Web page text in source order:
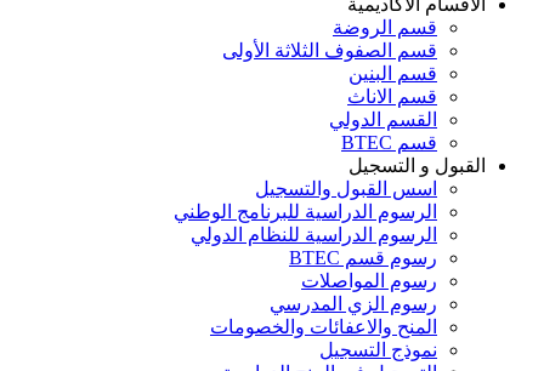
الأكاديمية
قسم الروضة
قسم الصفوف الثلاثة الأولى
قسم البنين
قسم الاناث
القسم الدولي
و التسجيل
اسس القبول والتسجيل
الرسوم الدراسية للبرنامج الوطني
الرسوم الدراسية للنظام الدولي
رسوم قسم BTEC
رسوم المواصلات
رسوم الزي المدرسي
المنح والاعفائات والخصومات
نموذج التسجيل